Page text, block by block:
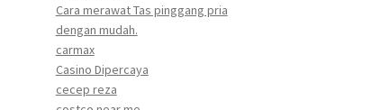
Cara merawat Tas pinggang pria
dengan mudah.
carmax
Casino Dipercaya
cecep reza